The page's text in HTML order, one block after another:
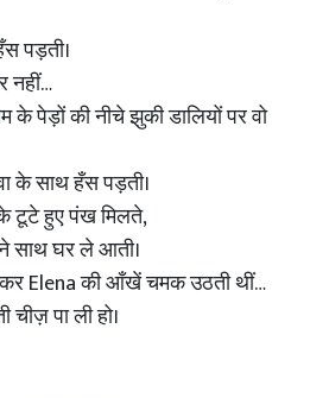
पड़ती।
पेड़ों की नीचे झुकी डालियों पर वो
के साथ हँस पड़ती।
टूटे हुए पंख मिलते,
साथ घर ले आती।
Elena की आँखें चमक उठती थीं…
पा ली हो।